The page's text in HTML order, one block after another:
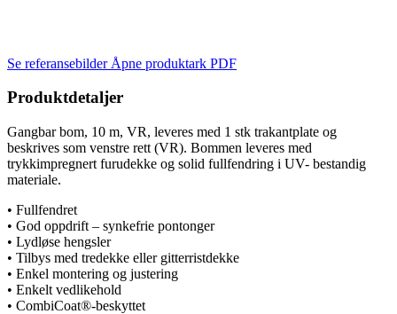
Se referansebilder Åpne produktark PDF
Produktdetaljer
Gangbar bom, 10 m, VR, leveres med 1 stk trakantplate og
beskrives som venstre rett (VR). Bommen leveres med
trykkimpregnert furudekke og solid fullfendring i UV- bestandig
materiale.
• Fullfendret
• God oppdrift – synkefrie pontonger
• Lydløse hengsler
• Tilbys med tredekke eller gitterristdekke
• Enkel montering og justering
• Enkelt vedlikehold
• CombiCoat®-beskyttet